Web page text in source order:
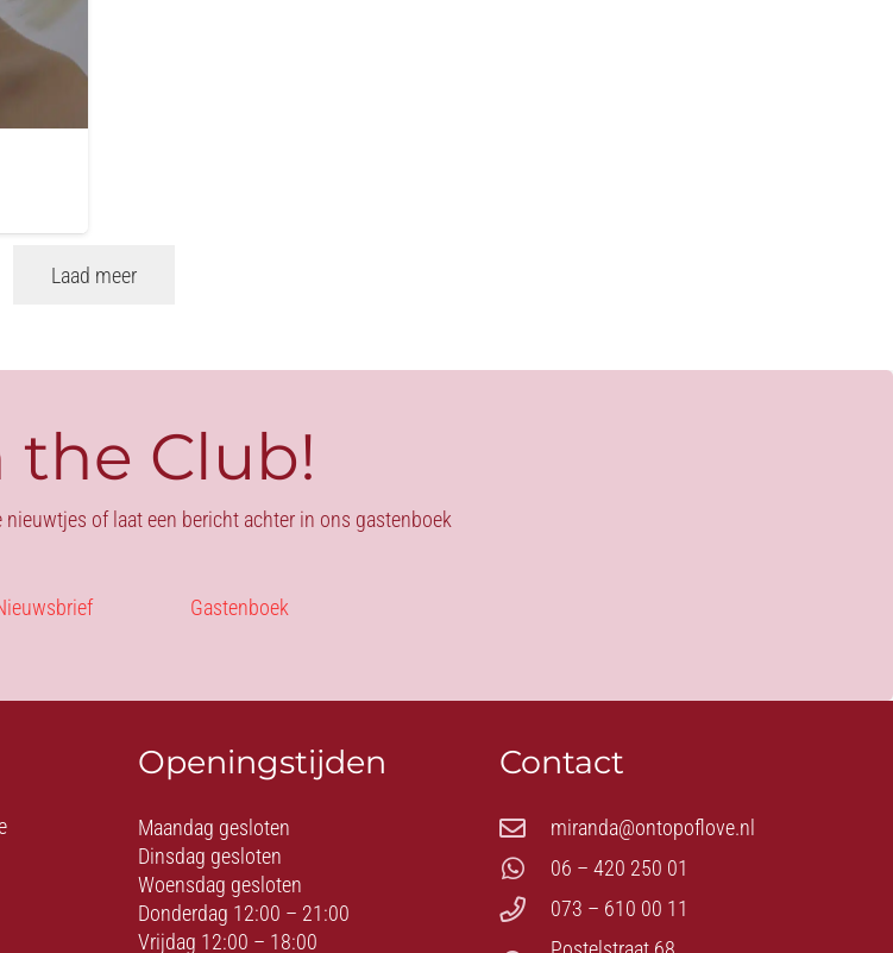
Laad meer
the Club!
of laat een bericht achter in ons gastenboek
Gastenboek
Openingstijden
Maandag gesloten
Dinsdag gesloten
Woensdag gesloten
Donderdag 12:00 – 21:00
Vrijdag 12:00 – 18:00
Contact
miranda@ontopoflove.nl
06 – 420 250 01
073 – 610 00 11